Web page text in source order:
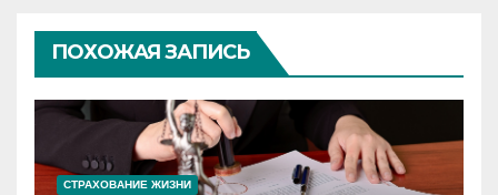
ПОХОЖАЯ ЗАПИСЬ
СТРАХОВАНИЕ ЖИЗНИ